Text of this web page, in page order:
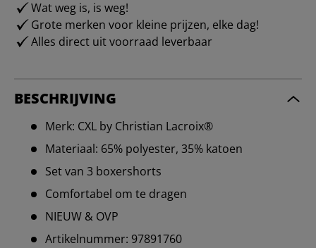
Wat weg is, is weg!
Grote merken voor kleine prijzen, elke dag!
Alles direct uit voorraad leverbaar
BESCHRIJVING
Merk: CXL by Christian Lacroix®
Materiaal: 65% polyester, 35% katoen
Set van 3 boxershorts
Comfortabel om te dragen
NIEUW & OVP
Artikelnummer: 97891760